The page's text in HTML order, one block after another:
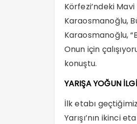
Körfezi’ndeki
Karaosmanoğlu,
Karaosmanoğlu,
Onun için
konuştu.
YARIŞA YOĞUN
İlk etabı
Yarışı’nın ikinci